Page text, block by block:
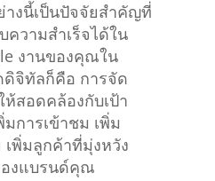
งนี้เป็นปัจจัยสำคัญที่
วามสำเร็จได้ใน
งานของคุณใน
จิทัลก็คือ การจัด
สอดคล้องกับเป้า
การเข้าชม เพิ่ม
พิ่มลูกค้าที่มุ่งหวัง
องแบรนด์คุณ